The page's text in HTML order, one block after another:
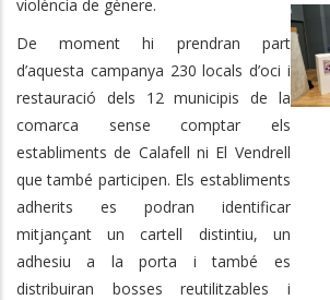
violència de gènere.
De moment hi prendran part
d’aquesta campanya 230 locals d’oci i
restauració dels 12 municipis de la
comarca sense comptar els
establiments de Calafell ni El Vendrell
que també participen. Els establiments
adherits es podran identificar
mitjançant un cartell distintiu, un
adhesiu a la porta i també es
distribuiran bosses reutilitzables i